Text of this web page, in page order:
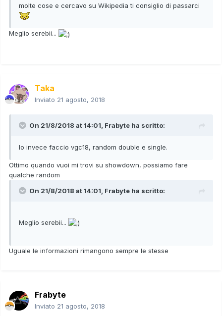
molte cose e cercavo su Wikipedia ti consiglio di passarci
Meglio serebii...
Taka
Inviato 21 agosto, 2018
On 21/8/2018 at 14:01, Frabyte ha scritto:
Io invece faccio vgc18, random double e single.
Ottimo quando vuoi mi trovi su showdown, possiamo fare
qualche random
On 21/8/2018 at 14:01, Frabyte ha scritto:
Meglio serebii...
Uguale le informazioni rimangono sempre le stesse
Frabyte
Inviato 21 agosto, 2018